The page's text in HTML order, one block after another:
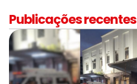
Publicações recentes